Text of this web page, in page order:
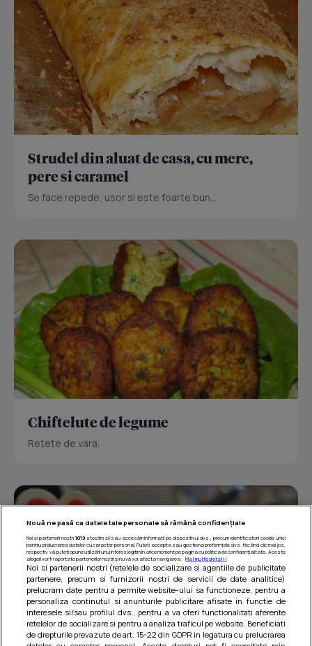
Strudel din aluat de casa, cu mere,
pere si caramel
Se face repede, usor si este foarte bun...
Chiftelute de legume
Retete de vara.
Nouă ne pasă ca datele tale personale să rămână confidențiale
Noi și partenerii noștri 1019stocăm și/sau accesăm informații pe dispozitivul dvs., precum identificatorii cookie unici
pentru prelucrarea datelor cu caracter personal. Puteți accepta sau gestiona preferințele dvs. făcând clic mai jos,
respectiv vă puteți opune utilizării unui interes legitim în orice moment pe pagina cu politica de confidențialitate. Aceste
alegeri vor fi raportate partenerilor noștri și nu vă vor afecta navigarea.
Mai multe detalii
Noi si partenerii nostri (retelele de socializare si agentiile de publicitate
partenere, precum si furnizorii nostri de servicii de date analitice)
prelucram date pentru a permite website-ului sa functioneze, pentru a
personaliza continutul si anunturile publicitare afisate in functie de
interesele si/sau profilul dvs., pentru a va oferi functionalitati aferente
retelelor de socializare si pentru a analiza traficul pe website. Beneficiati
de drepturile prevazute de art. 15-22 din GDPR in legatura cu prelucrarea